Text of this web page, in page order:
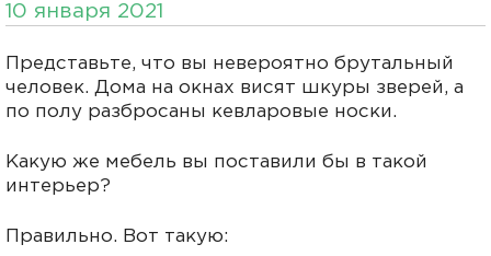
10 января 2021
Представьте, что вы невероятно брутальный
человек. Дома на окнах висят шкуры зверей, а
по полу разбросаны кевларовые носки.
Какую же мебель вы поставили бы в такой
интерьер?
Правильно. Вот такую: